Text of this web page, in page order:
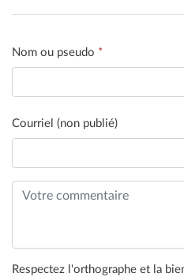
Nom ou pseudo *
Courriel (non publié)
Respectez l'orthographe et la